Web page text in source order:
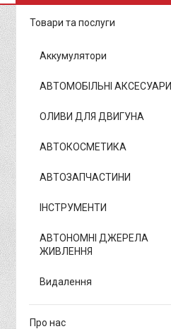
Товари та послуги
Аккумулятори
АВТОМОБІЛЬНІ АКСЕСУАРИ
ОЛИВИ ДЛЯ ДВИГУНА
АВТОКОСМЕТИКА
АВТОЗАПЧАСТИНИ
ІНСТРУМЕНТИ
АВТОНОМНІ ДЖЕРЕЛА
ЖИВЛЕННЯ
Видалення
Про нас